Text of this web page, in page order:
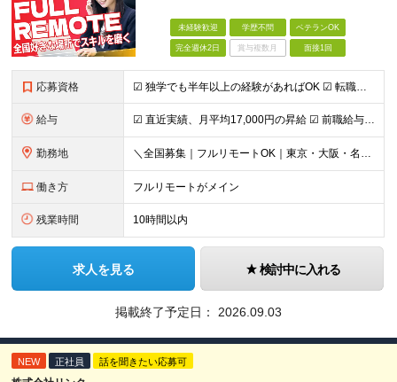
未経験歓迎 学歴不問 ベテランOK
完全週休2日 賞与複数月 面接1回
応募資格 ☑︎ 独学でも半年以上の経験があればOK ☑︎ 転職回数・ブランク不問 ☑︎ 学歴不問 ☑︎ スキルチェンジ可 下記いずれかの実務経験をお持ちの方 ■システム開発 ┗言語・工程・業界・ジャンルなどは
給与 ☑︎ 直近実績、月平均17,000円の昇給 ☑︎ 前職給与100%保証 ☑︎ 実質還元率80～90% ☑︎ 待機時も給与は満額支給 月給35万円～70万円＋交通費など各種手当 ※想定年収：4,200
勤務地 ＼全国募集｜フルリモートOK｜東京・大阪・名古屋エリアは出社案件も豊富／ 【1】フルリモートの場合…全国各地にて完全在宅勤務が可能！強制的な出社日もありません。 【2】出社の場合…本社、大阪支店、も
働き方 フルリモートがメイン
残業時間 10時間以内
求人を見る 検討中に入れる
掲載終了予定日： 2026.09.03
NEW 正社員 話を聞きたい応募可